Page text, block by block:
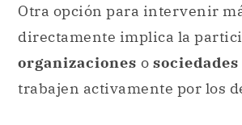
Otra opción para intervenir
directamente implica la
organizaciones o
trabajen activamente por los